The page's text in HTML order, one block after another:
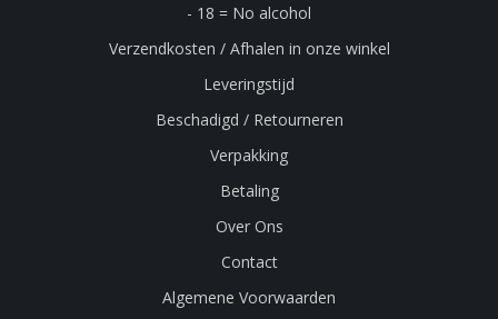
- 18 = No alcohol
Verzendkosten / Afhalen in onze winkel
Leveringstijd
Beschadigd / Retourneren
Verpakking
Betaling
Over Ons
Contact
Algemene Voorwaarden